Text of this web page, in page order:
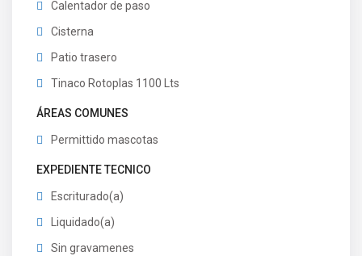
Calentador de paso
Cisterna
Patio trasero
Tinaco Rotoplas 1100 Lts
ÁREAS COMUNES
Permittido mascotas
EXPEDIENTE TECNICO
Escriturado(a)
Liquidado(a)
Sin gravamenes